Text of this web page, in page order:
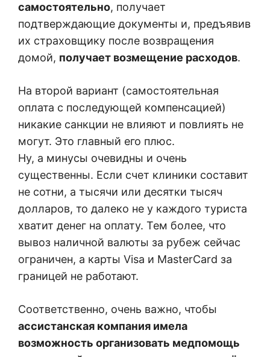
самостоятельно, получает
подтверждающие документы и, предъявив
их страховщику после возвращения
домой, получает возмещение расходов.
На второй вариант (самостоятельная
оплата с последующей компенсацией)
никакие санкции не влияют и повлиять не
могут. Это главный его плюс.
Ну, а минусы очевидны и очень
существенны. Если счет клиники составит
не сотни, а тысячи или десятки тысяч
долларов, то далеко не у каждого туриста
хватит денег на оплату. Тем более, что
вывоз наличной валюты за рубеж сейчас
ограничен, а карты Visa и MasterCard за
границей не работают.
Соответственно, очень важно, чтобы
ассистанская компания имела
возможность организовать медпомощь